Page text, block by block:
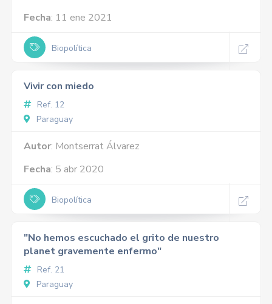
Fecha: 11 ene 2021
Biopolítica
Vivir con miedo
Ref. 12
Paraguay
Autor: Montserrat Álvarez
Fecha: 5 abr 2020
Biopolítica
"No hemos escuchado el grito de nuestro
planet gravemente enfermo"
Ref. 21
Paraguay